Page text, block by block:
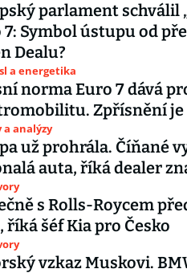
parlament schválil
7: Symbol ústupu od
Dealu?
a energetika
norma Euro 7 dává
Zpřísnění je
a analýzy
už prohrála. Číňané
auta, říká dealer
s Rolls-Roycem
říká šéf Kia pro Česko
vzkaz Muskovi.